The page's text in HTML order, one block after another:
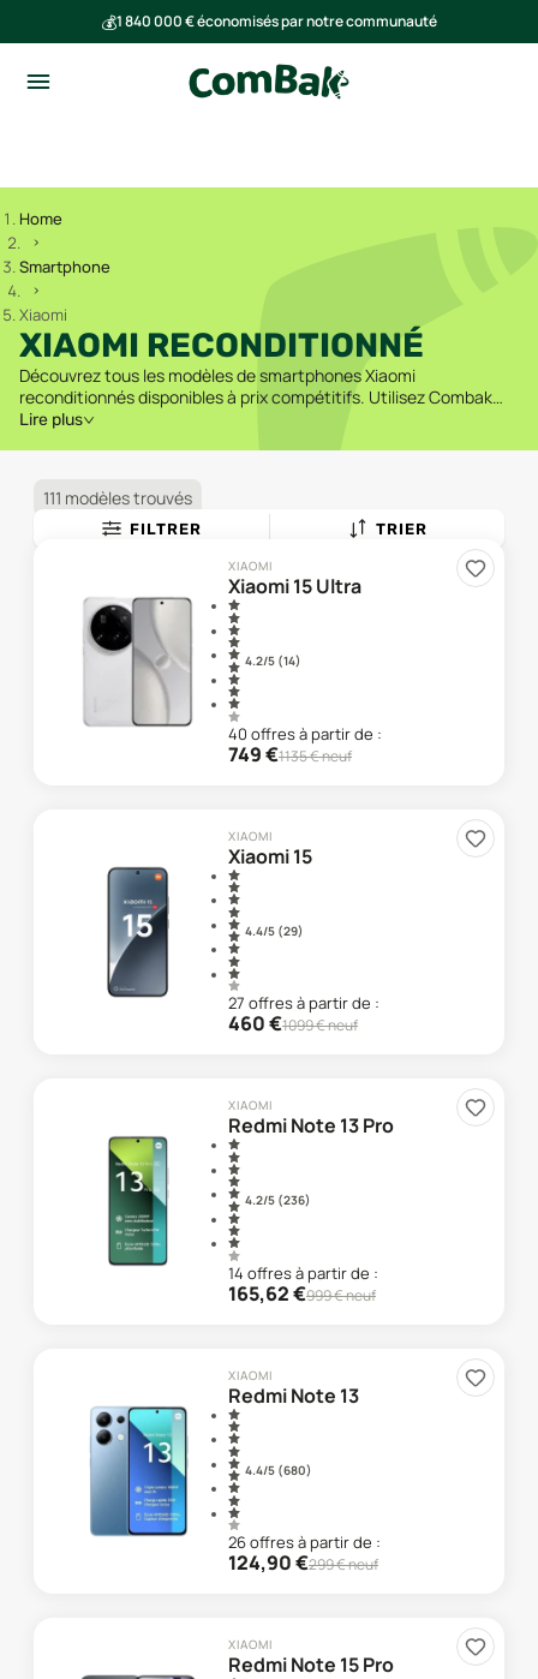
💰1 840 000 € économisés par notre communauté
Home
Smartphone
Xiaomi
XIAOMI RECONDITIONNÉ
Découvrez tous les modèles de smartphones Xiaomi
reconditionnés disponibles à prix compétitifs. Utilisez Combak
pour comparer les offres des vendeurs fiables et trouver le
Lire plus
111 modèles trouvés
FILTRER TRIER
XIAOMI
Xiaomi 15 Ultra
4.2/5 (14)
40 offresà partir de :
749€1135€ neuf
XIAOMI
Xiaomi 15
4.4/5 (29)
27 offresà partir de :
460€1099€ neuf
XIAOMI
Redmi Note 13 Pro
4.2/5 (236)
14 offresà partir de :
165,62€999€ neuf
XIAOMI
Redmi Note 13
4.4/5 (680)
26offresà partir de :
124,90€299€ neuf
XIAOMI
Redmi Note 15 Pro